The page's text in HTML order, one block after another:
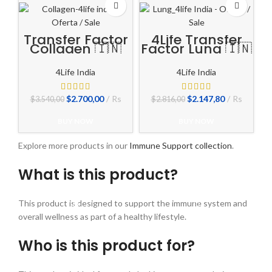
Transfer Factor
Collagen 🇮🇳
4Life India
$3.540,00 El
era:
$3.540,00.
$2.700,00El
es:
$2.700,00.
Rs
4Life Transfer
Factor Lung 🇮🇳
4Life India
$2.816,00 El
era:
$2.816,00.
$2.147,80El
es:
Rs
Explore more products in our Immune Support collection.
What is this product?
This product is designed to support the immune system and
overall wellness as part of a healthy lifestyle.
Who is this product for?